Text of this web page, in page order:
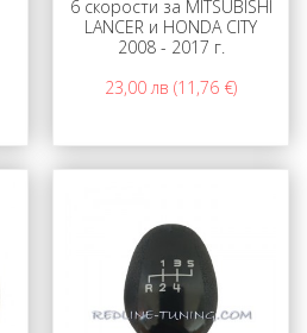
6 скорости за MITSUBISHI
LANCER и HONDA CITY
2008 - 2017 г.
23,00 лв (11,76 €)